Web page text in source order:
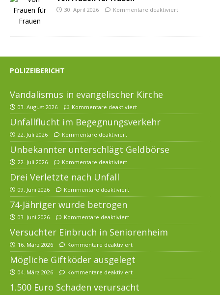
30. April 2026 Kommentare deaktiviert
POLIZEIBERICHT
Vandalismus in evangelischer Kirche
03. August 2026 Kommentare deaktiviert
Unfallflucht im Begegnungsverkehr
22. Juli 2026 Kommentare deaktiviert
Unbekannter unterschlägt Geldbörse
22. Juli 2026 Kommentare deaktiviert
Drei Verletzte nach Unfall
09. Juni 2026 Kommentare deaktiviert
74-Jähriger wurde betrogen
03. Juni 2026 Kommentare deaktiviert
Versuchter Einbruch in Seniorenheim
16. März 2026 Kommentare deaktiviert
Mögliche Giftköder ausgelegt
04. März 2026 Kommentare deaktiviert
1.500 Euro Schaden verursacht